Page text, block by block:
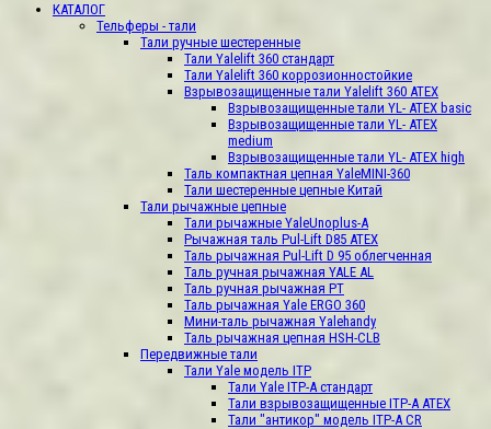
КАТАЛОГ
Тельферы - тали
Тали ручные шестеренные
Тали Yalelift 360 стандарт
Тали Yalelift 360 коррозионностойкие
Взрывозащищенные тали Yalelift 360 ATEX
Взрывозащищенные тали YL- ATEX basic
Взрывозащищенные тали YL- ATEX
medium
Взрывозащищенные тали YL- ATEX high
Таль компактная цепная YaleMINI-360
Тали шестеренные цепные Китай
Тали рычажные цепные
Тали рычажные YaleUnoplus-А
Рычажная таль Pul-Lift D85 ATEX
Таль рычажная Pul-Lift D 95 облегченная
Таль ручная рычажная YALE AL
Таль ручная рычажная РТ
Таль рычажная Yale ERGO 360
Мини-таль рычажная Yalehandy
Таль рычажная цепная HSH-CLB
Передвижные тали
Тали Yale модель ITP
Тали Yale ITP-A стандарт
Тали взрывозащищенные ITP-A ATEX
Тали "антикор" модель ITP-А CR